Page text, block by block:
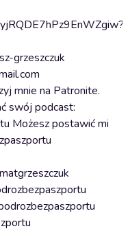
grzeszczuk
mnie na Patronite.
swój podcast:
Możesz postawić mi